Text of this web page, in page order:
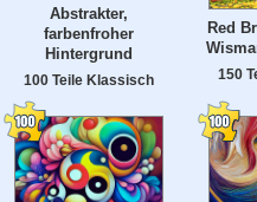
Abstrakter,
farbenfroher
Hintergrund
100 Teile Klassisch
Red
150